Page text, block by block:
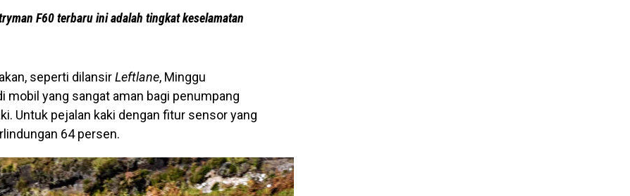
F60 terbaru ini adalah tingkat keselamatan
seperti dilansirLeftlane, Minggu
yang sangat aman bagi penumpang
Untuk pejalan kaki dengan fitur sensor yang
64 persen.